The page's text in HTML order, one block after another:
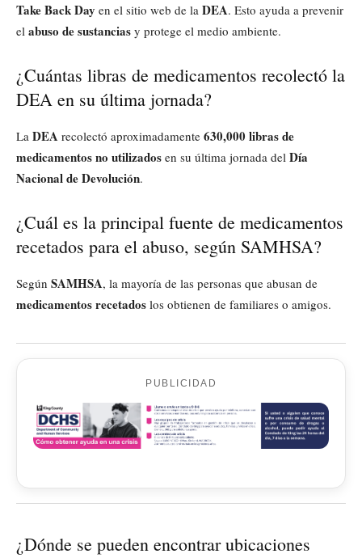
Take Back Day en el sitio web de la DEA. Esto ayuda a prevenir
el abuso de sustancias y protege el medio ambiente.
¿Cuántas libras de medicamentos recolectó la
DEA en su última jornada?
La DEA recolectó aproximadamente 630,000 libras de
medicamentos no utilizados en su última jornada del Día
Nacional de Devolución.
¿Cuál es la principal fuente de medicamentos
recetados para el abuso, según SAMHSA?
Según SAMHSA, la mayoría de las personas que abusan de
medicamentos recetados los obtienen de familiares o amigos.
PUBLICIDAD
¿Dónde se pueden encontrar ubicaciones